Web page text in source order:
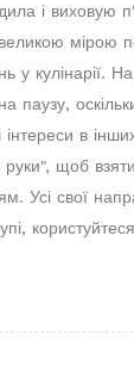
і виховую
мірою
у кулінарії.
паузу,
інтереси в
щоб
Усі свої